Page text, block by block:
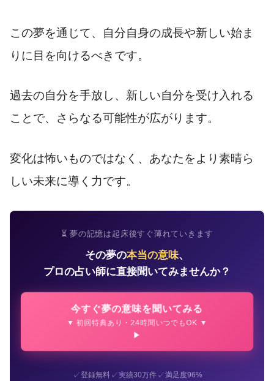
この夢を通じて、自分自身の成長や新しい始ま
りに目を向けるべきです。
過去の自分を手放し、新しい自分を受け入れる
ことで、さらなる可能性が広がります。
変化は怖いものではなく、あなたをより素晴ら
しい未来に導く力です。
⏳ 夢の記憶は起床後すぐ薄れていきます
その夢の本当の意味、
プロの占い師に直接聞いてみませんか？
今すぐ夢の意味を聞いてみる
▼ 初回特典あり・24時間いつでもOK ▼
✓登録無料✓実績30万件✓満足度96%